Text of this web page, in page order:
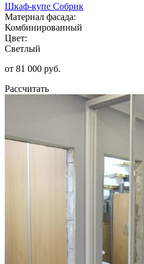
Шкаф-купе Собрик
Материал фасада:
Комбинированный
Цвет:
Светлый
от 81 000 руб.
Рассчитать